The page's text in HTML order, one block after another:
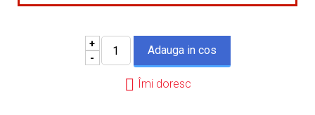
+
-
Îmi doresc